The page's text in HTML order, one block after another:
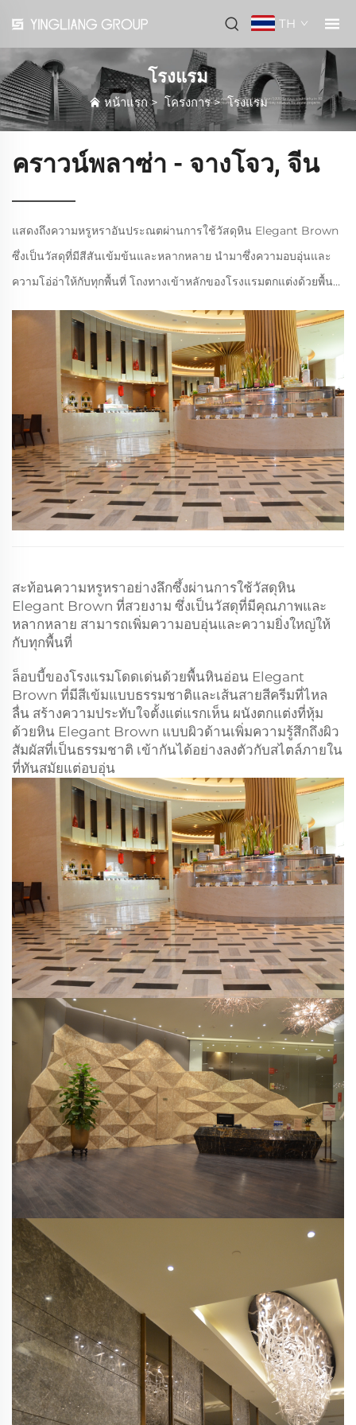
TH
โรงแรม
หน้าแรก>โครงการ>โรงแรม
คราวน์พลาซ่า - จางโจว, จีน
แสดงถึงความหรูหราอันประณตผ่านการใช้วัสดุหิน Elegant Brown
ซึ่งเป็นวัสดุที่มีสีสันเข้มข้นและหลากหลาย นำมาซึ่งความอบอุ่นและ
ความโอ่อ่าให้กับทุกพื้นที่ โถงทางเข้าหลักของโรงแรมตกแต่งด้วยพื้น
หินอ่อน Elegant Brown สื่อออกมาถึงโทนสีน้ำตาลเข้มที่กลมกลืนกับ
ธรรมชาติและ...
สะท้อนความหรูหราอย่างลึกซึ้งผ่านการใช้วัสดุหิน
Elegant Brown ที่สวยงาม ซึ่งเป็นวัสดุที่มีคุณภาพและ
หลากหลาย สามารถเพิ่มความอบอุ่นและความยิ่งใหญ่ให้
กับทุกพื้นที่
ล็อบบี้ของโรงแรมโดดเด่นด้วยพื้นหินอ่อน Elegant
Brown ที่มีสีเข้มแบบธรรมชาติและเส้นสายสีครีมที่ไหล
ลื่น สร้างความประทับใจตั้งแต่แรกเห็น ผนังตกแต่งที่หุ้ม
ด้วยหิน Elegant Brown แบบผิวด้านเพิ่มความรู้สึกถึงผิว
สัมผัสที่เป็นธรรมชาติ เข้ากันได้อย่างลงตัวกับสไตล์ภายใน
ที่ทันสมัยแต่อบอุ่น